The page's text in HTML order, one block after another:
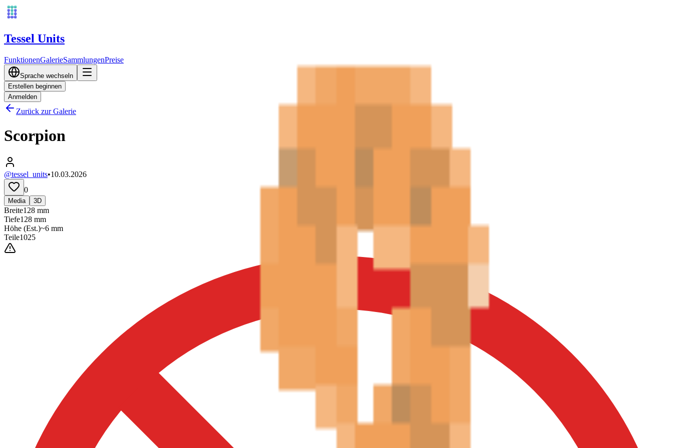
Tessel Units
FunktionenGalerieSammlungenPreise
Sprache wechseln
Erstellen beginnen
Anmelden
Zurück zur Galerie
Scorpion
@tessel_units•10.03.2026
0
Media 3D
Breite128 mm
Tiefe128 mm
Höhe (Est.)~6 mm
Teile1025